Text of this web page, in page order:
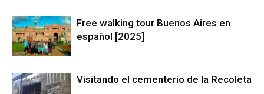
Free walking tour Buenos Aires en
español [2025]
Visitando el cementerio de la Recoleta